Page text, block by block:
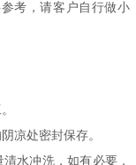
考，请客户自行做小
。
凉处密封保存。
水冲洗，如有必要，